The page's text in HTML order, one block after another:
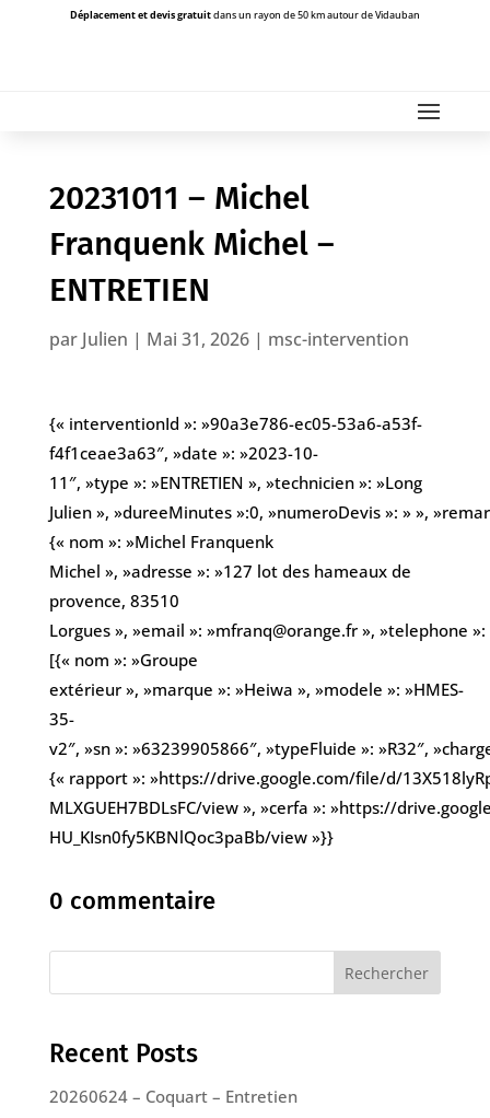
Déplacement et devis gratuitdans un rayon de 50 km autour de Vidauban
20231011 – Michel
Franquenk Michel –
ENTRETIEN
par Julien | Mai 31, 2026| msc-intervention
{« interventionId »: »90a3e786-ec05-53a6-a53f-
f4f1ceae3a63″, »date »: »2023-10-
11″, »type »: »ENTRETIEN », »technicien »: »Long
Julien », »dureeMinutes »:0, »numeroDevis »: » »,
{« nom »: »Michel Franquenk
Michel », »adresse »: »127 lot des hameaux de
provence, 83510
Lorgues », »email »: »mfranq@orange.fr », »telephone
[{« nom »: »Groupe
extérieur », »marque »: »Heiwa », »modele »: »HMES-
35-
v2″, »sn »: »63239905866″, »typeFluide »: »R32″,
{« rapport »: »https://drive.google.com/file/d/
MLXGUEH7BDLsFC/view », »cerfa »: »https://
HU_KIsn0fy5KBNlQoc3paBb/view »}}
0 commentaire
Rechercher
Recent Posts
20260624 – Coquart – Entretien